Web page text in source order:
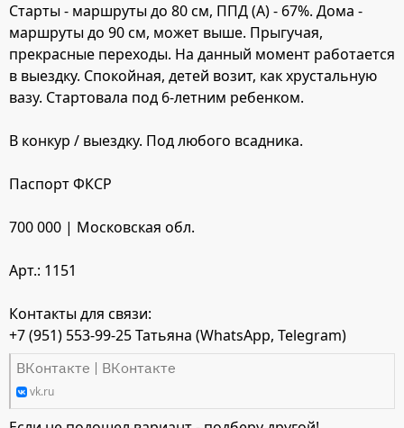
Старты - маршруты до 80 см, ППД (А) - 67%. Дома -
маршруты до 90 см, может выше. Прыгучая,
прекрасные переходы. На данный момент работается
в выездку. Спокойная, детей возит, как хрустальную
вазу. Стартовала под 6-летним ребенком.
В конкур / выездку. Под любого всадника.
Паспорт ФКСР
700 000 | Московская обл.
Арт.: 1151
Контакты для связи:
+7 (951) 553-99-25 Татьяна (WhatsApp, Telegram)
ВКонтакте | ВКонтакте
vk.ru